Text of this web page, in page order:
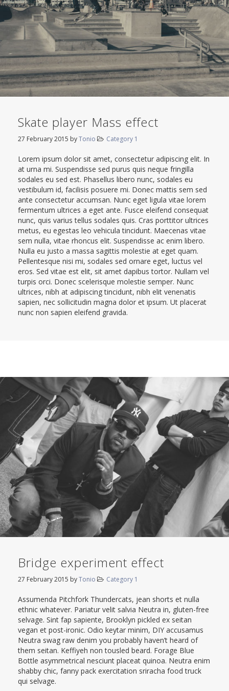
Skate player Mass effect
27 February 2015 byTonio Category 1
Lorem ipsum dolor sit amet, consectetur adipiscing elit. In
at urna mi. Suspendisse sed purus quis neque fringilla
sodales eu sed est. Phasellus libero nunc, sodales eu
vestibulum id, facilisis posuere mi. Donec mattis sem sed
ante consectetur accumsan. Nunc eget ligula vitae lorem
fermentum ultrices a eget ante. Fusce eleifend consequat
nunc, quis varius tellus sodales quis. Cras porttitor ultrices
metus, eu egestas leo vehicula tincidunt. Maecenas vitae
sem nulla, vitae rhoncus elit. Suspendisse ac enim libero.
Nulla eu justo a massa sagittis molestie at eget quam.
Pellentesque nisi mi, sodales sed ornare eget, luctus vel
eros. Sed vitae est elit, sit amet dapibus tortor. Nullam vel
turpis orci. Donec scelerisque molestie semper. Nunc
ultrices, nibh at adipiscing tincidunt, nibh elit venenatis
sapien, nec sollicitudin magna dolor et ipsum. Ut placerat
nunc non sapien eleifend gravida.
Bridge experiment effect
27 February 2015 byTonio Category 1
Assumenda Pitchfork Thundercats, jean shorts et nulla
ethnic whatever. Pariatur velit salvia Neutra in, gluten-free
selvage. Sint fap sapiente, Brooklyn pickled ex seitan
vegan et post-ironic. Odio keytar minim, DIY accusamus
Neutra swag raw denim you probably haven’t heard of
them seitan. Keffiyeh non tousled beard. Forage Blue
Bottle asymmetrical nesciunt placeat quinoa. Neutra enim
shabby chic, fanny pack exercitation sriracha food truck
qui selvage.